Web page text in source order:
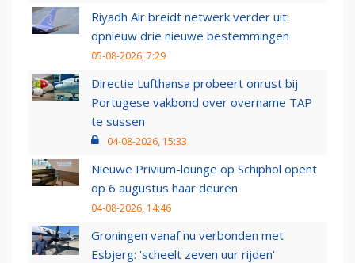
Riyadh Air breidt netwerk verder uit:
opnieuw drie nieuwe bestemmingen
05-08-2026, 7:29
Directie Lufthansa probeert onrust bij
Portugese vakbond over overname TAP
te sussen
04-08-2026, 15:33
Nieuwe Privium-lounge op Schiphol opent
op 6 augustus haar deuren
04-08-2026, 14:46
Groningen vanaf nu verbonden met
Esbjerg: 'scheelt zeven uur rijden'